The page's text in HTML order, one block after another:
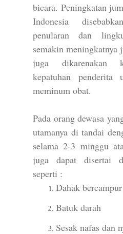
bicara. Peningkatan
Indonesia
penularan dan
semakin meningkatnya
juga dikarenakan
kepatuhan penderita
meminum obat.
Pada orang dewasa
utamanya di tandai
selama 2-3 minggu
juga dapat disertai
seperti :
Dahak
Batuk darah
Sesak nafas dan